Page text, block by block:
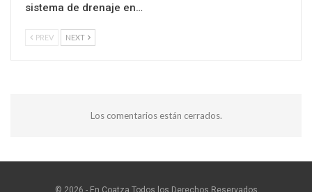
sistema de drenaje en…
PREV NEXT
Los comentarios están cerrados.
© 2026 - En Coatza.Todos los Derechos Reservados